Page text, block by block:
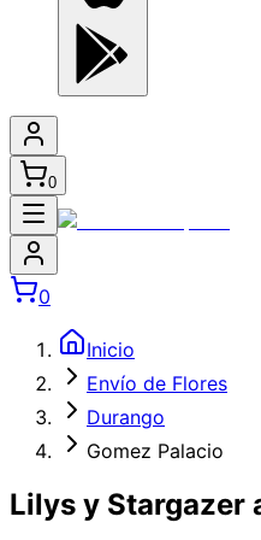
0
0
Inicio
Envío de Flores
Durango
Gomez Palacio
Lilys y Stargazer